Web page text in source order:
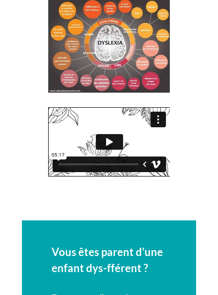
Vous êtes parent d'une
enfant dys-fférent ?